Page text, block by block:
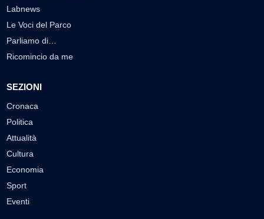
Labnews
Le Voci del Parco
Parliamo di…
Ricomincio da me
SEZIONI
Cronaca
Politica
Attualità
Cultura
Economia
Sport
Eventi